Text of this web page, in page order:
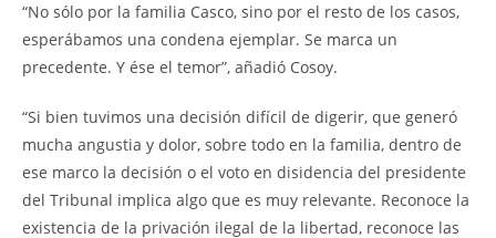
“No sólo por la familia Casco, sino por el resto de los casos,
esperábamos una condena ejemplar. Se marca un
precedente. Y ése el temor”, añadió Cosoy.
“Si bien tuvimos una decisión difícil de digerir, que generó
mucha angustia y dolor, sobre todo en la familia, dentro de
ese marco la decisión o el voto en disidencia del presidente
del Tribunal implica algo que es muy relevante. Reconoce la
existencia de la privación ilegal de la libertad, reconoce las